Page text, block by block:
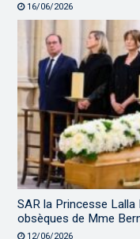
16/06/2026
SAR la Princesse
obsèques de Mme
12/06/2026